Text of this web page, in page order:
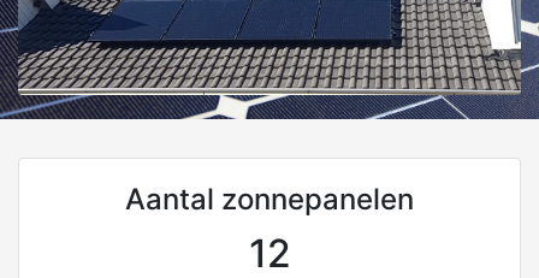
Aantal zonnepanelen
12